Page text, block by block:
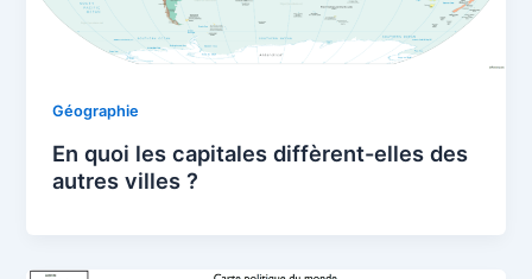
Géographie
En quoi les capitales diffèrent-elles des
autres villes ?